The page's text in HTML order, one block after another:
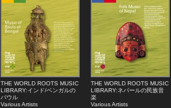
THE WORLD ROOTS MUSIC
LIBRARY:インド/ベンガルの
バウル
Various Artists
THE WORLD ROOTS MUSIC
LIBRARY:ネパールの民族音
楽
Various Artists